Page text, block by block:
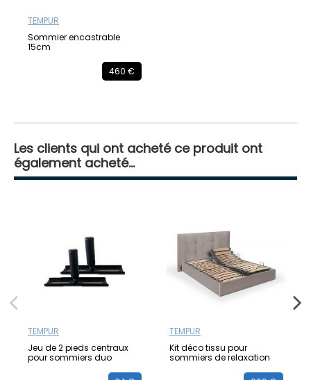
TEMPUR
Sommier encastrable
15cm
460 €
Les clients qui ont acheté ce produit ont
également acheté...
TEMPUR
Jeu de 2 pieds centraux
pour sommiers duo
TEMPUR
Kit déco tissu pour
sommiers de relaxation